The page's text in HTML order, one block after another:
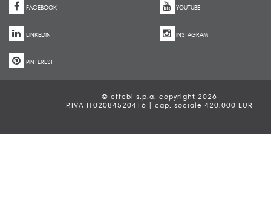
FACEBOOK YOUTUBE
LINKEDIN INSTAGRAM
PINTEREST
© effebi s.p.a. copyright 2026
P.IVA IT02084520416 | cap. sociale 420.000 EUR